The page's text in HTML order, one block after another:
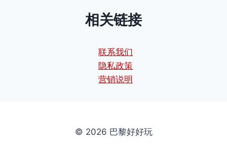
相关链接
联系我们
隐私政策
营销说明
© 2026 巴黎好好玩